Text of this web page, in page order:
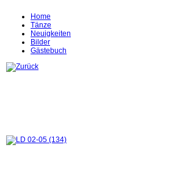
Home
Tänze
Neuigkeiten
Bilder
Gästebuch